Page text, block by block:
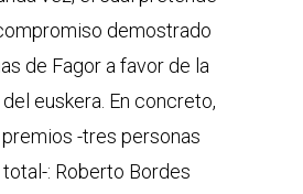
demostrado
de Fagor a favor de la
euskera. En concreto,
-tres personas
: Roberto Bordes